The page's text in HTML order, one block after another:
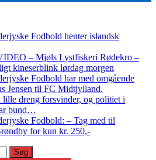
Fodbold henter islandsk
– Mjøls Lystfiskeri Rødekro –
kineserblink lørdag morgen
Fodbold har med omgående
Jensen til FC Midtjylland.
lille dreng forsvinder, og politiet i
bund…
Fodbold: – Tag med til
for kun kr. 250,-